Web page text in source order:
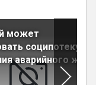
может
соципотеку для
аварийного жилья